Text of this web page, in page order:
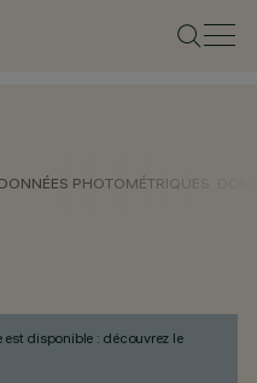
DONNÉES PHOTOMÉTRIQUES
disponible : découvrez le